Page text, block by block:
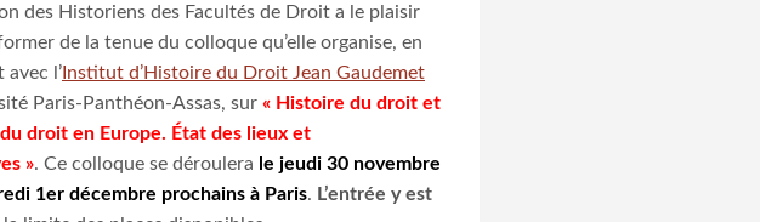
des Historiens des Facultés de Droit a le plaisir
de la tenue du colloque qu’elle organise, en
l’ Institut d’Histoire du Droit Jean Gaudemet
Paris-Panthéon-Assas, sur « Histoire du droit et
droit en Europe. État des lieux et
». Ce colloque se déroulera le jeudi 30 novembre
1er décembre prochains à Paris. L’entrée y est